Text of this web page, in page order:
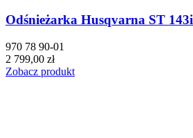
Odśnieżarka Husqvarna ST 143i
970 78 90-01
2 799,00 zł
Zobacz produkt